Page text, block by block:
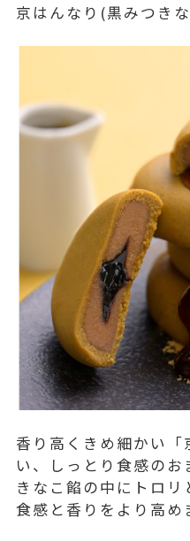
京はんなり(黒みつき
香り高くきめ細かい「
い、しっとり食感のお
きなこ餡の中にトロ
食感と香りをより高め